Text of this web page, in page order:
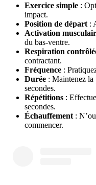
Exercice simple :
impact.
Position de départ :
Activation
du bas-ventre.
Respiration
contractant.
Fréquence :
Durée : Maintenez la
secondes.
Répétitions :
secondes.
Échauffement :
commencer.